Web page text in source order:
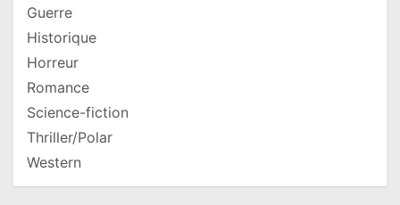
Guerre
Historique
Horreur
Romance
Science-fiction
Thriller/Polar
Western